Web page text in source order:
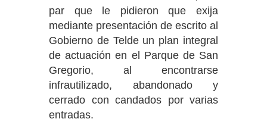
par que le pidieron que exija
mediante presentación de escrito al
Gobierno de Telde un plan integral
de actuación en el Parque de San
Gregorio, al encontrarse
infrautilizado, abandonado y
cerrado con candados por varias
entradas.